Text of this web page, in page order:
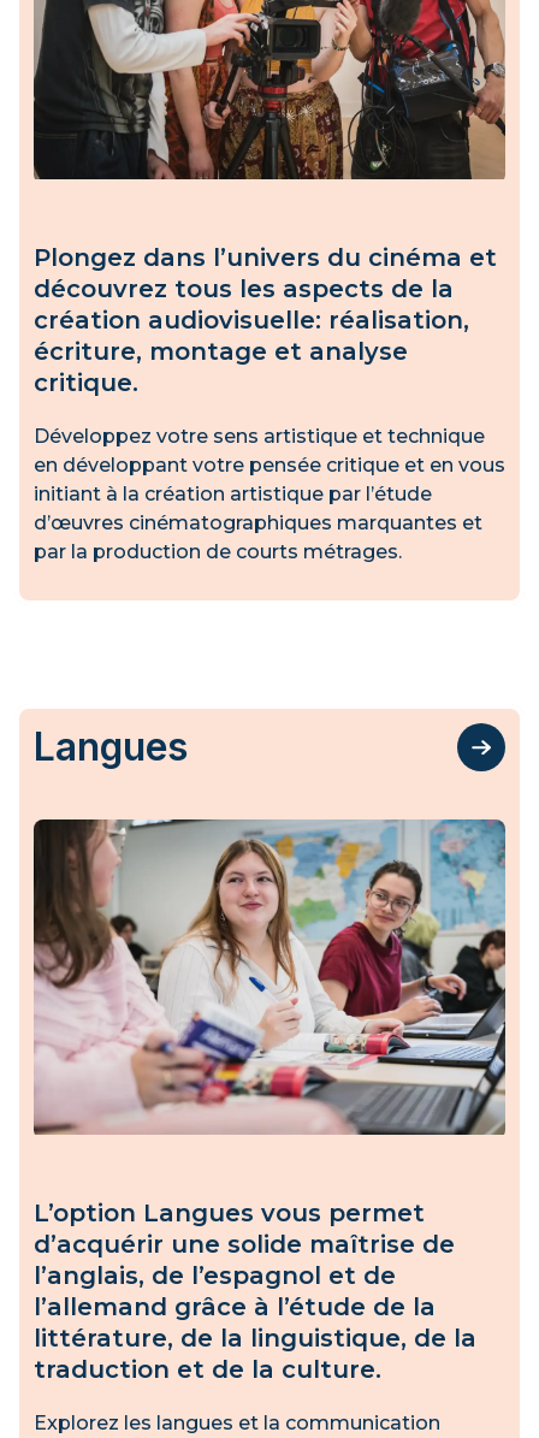
Plongez dans l’univers du cinéma et
découvrez tous les aspects de la
création audiovisuelle: réalisation,
écriture, montage et analyse
critique.
Développez votre sens artistique et technique
en développant votre pensée critique et en vous
initiant à la création artistique par l’étude
d’œuvres cinématographiques marquantes et
par la production de courts métrages.
Langues
L’option Langues vous permet
d’acquérir une solide maîtrise de
l’anglais, de l’espagnol et de
l’allemand grâce à l’étude de la
littérature, de la linguistique, de la
traduction et de la culture.
Explorez les langues et la communication